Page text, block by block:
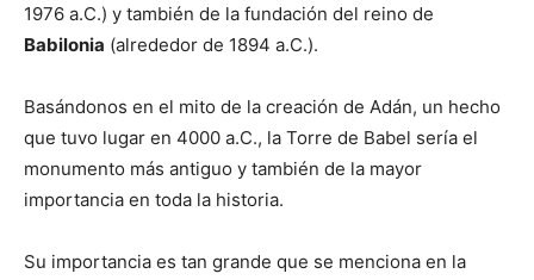
1976 a.C.) y también de la fundación del reino de
Babilonia (alrededor de 1894 a.C.).
Basándonos en el mito de la creación de Adán, un hecho
que tuvo lugar en 4000 a.C., la Torre de Babel sería el
monumento más antiguo y también de la mayor
importancia en toda la historia.
Su importancia es tan grande que se menciona en la